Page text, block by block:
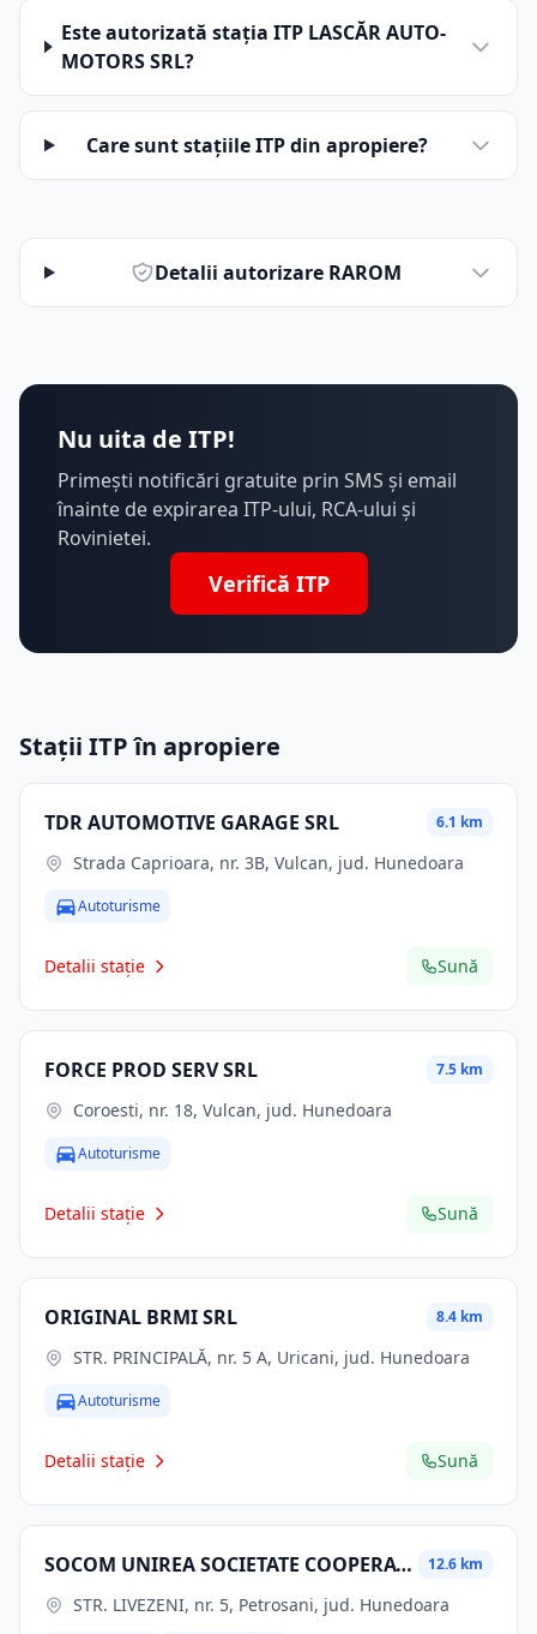
Este autorizată stația ITP LASCĂR AUTO-
MOTORS SRL?
Care sunt stațiile ITP din apropiere?
Detalii autorizare RAROM
Nu uita de ITP!
Primești notificări gratuite prin SMS și email
înainte de expirarea ITP-ului, RCA-ului și
Rovinietei.
Verifică ITP
Stații ITP în apropiere
TDR AUTOMOTIVE GARAGE SRL 6.1 km
Strada Caprioara, nr. 3B, Vulcan, jud. Hunedoara
Autoturisme
Detalii stație Sună
FORCE PROD SERV SRL 7.5 km
Coroesti, nr. 18, Vulcan, jud. Hunedoara
Autoturisme
Detalii stație Sună
ORIGINAL BRMI SRL 8.4 km
STR. PRINCIPALĂ, nr. 5 A, Uricani, jud. Hunedoara
Autoturisme
Detalii stație Sună
SOCOM UNIREA SOCIETATE COOPERATIVĂ 12.6 km
STR. LIVEZENI, nr. 5, Petrosani, jud. Hunedoara